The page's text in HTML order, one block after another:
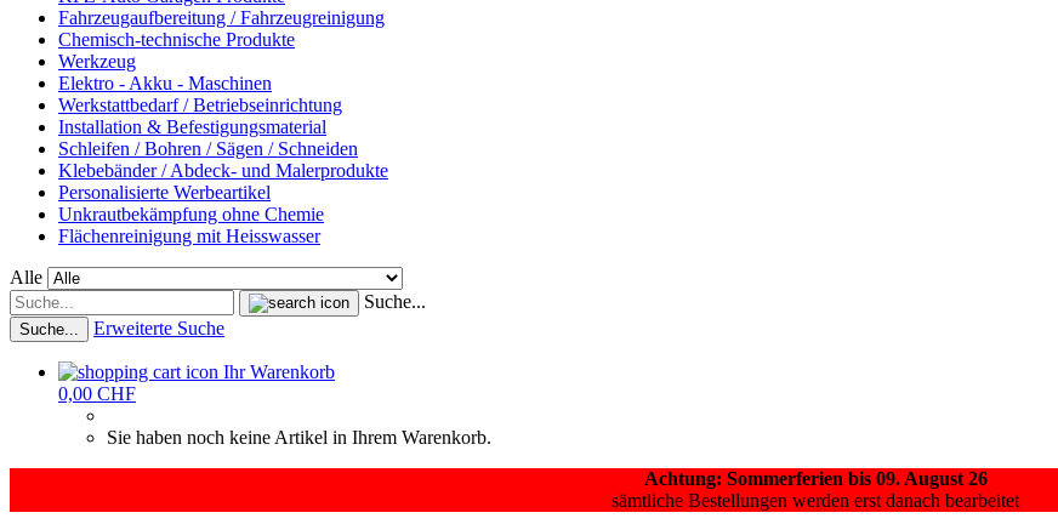
Fahrzeugaufbereitung / Fahrzeugreinigung
Chemisch-technische Produkte
Werkzeug
Elektro - Akku - Maschinen
Werkstattbedarf / Betriebseinrichtung
Installation & Befestigungsmaterial
Schleifen / Bohren / Sägen / Schneiden
Klebebänder / Abdeck- und Malerprodukte
Personalisierte Werbeartikel
Unkrautbekämpfung ohne Chemie
Flächenreinigung mit Heisswasser
Alle
Suche...
Suche... Erweiterte Suche
Ihr Warenkorb
0,00 CHF
Sie haben noch keine Artikel in Ihrem Warenkorb.
Achtung: Sommerferien bis 09. August 26
sämtliche Bestellungen werden erst danach bearbeitet